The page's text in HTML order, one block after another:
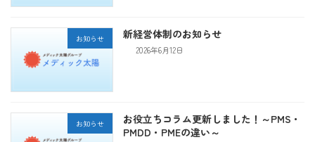
お知らせ 新経営体制のお知らせ
2026年6月12日
お知らせ
お役立ちコラム更新しました！～PMS・
PMDD・PMEの違い～